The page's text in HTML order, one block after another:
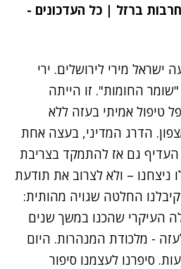
ברזל | כל העדכונים -
2021 הופתעה ישראל מירי לירושלים. ירי
החומות". זו הייתה
טיפול אמיתי בעזה ללא
הדרג המדיני, בעצה אחת
גם אז להתמקד בצריבת
ניצחנו – ולא לצרוב את תודעת
החלטה שגויה מהותית:
העיקרי שהכנו במשך שנים
- מלכודת המנהרות. היום
סיפרנו לעצמנו סיפור